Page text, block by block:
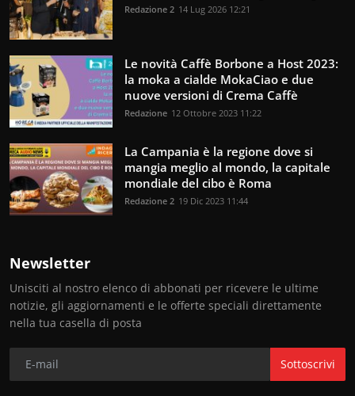
Redazione 2 14 Lug 2026 12:21
Le novità Caffè Borbone a Host 2023:
la moka a cialde MokaCiao e due
nuove versioni di Crema Caffè
Redazione 12 Ottobre 2023 11:22
La Campania è la regione dove si
mangia meglio al mondo, la capitale
mondiale del cibo è Roma
Redazione 2 19 Dic 2023 11:44
Newsletter
Unisciti al nostro elenco di abbonati per ricevere le ultime
notizie, gli aggiornamenti e le offerte speciali direttamente
nella tua casella di posta
Sottoscrivi